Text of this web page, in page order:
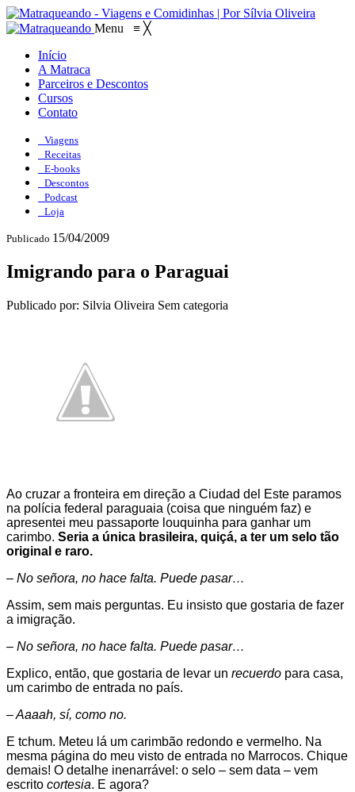
Menu ≡ ╳
Início
A Matraca
Parceiros e Descontos
Cursos
Contato
Viagens
Receitas
E-books
Descontos
Podcast
Loja
Publicado 15/04/2009
Imigrando para o Paraguai
Publicado por: Silvia Oliveira Sem categoria
Ao cruzar a fronteira em direção a Ciudad del Este paramos
na polícia federal paraguaia (coisa que ninguém faz) e
apresentei meu passaporte louquinha para ganhar um
carimbo. Seria a única brasileira, quiçá, a ter um selo tão
original e raro.
– No señora, no hace falta. Puede pasar…
Assim, sem mais perguntas. Eu insisto que gostaria de fazer
a imigração.
– No señora, no hace falta. Puede pasar…
Explico, então, que gostaria de levar un recuerdo para casa,
um carimbo de entrada no país.
– Aaaah, sí, como no.
E tchum. Meteu lá um carimbão redondo e vermelho. Na
mesma página do meu visto de entrada no Marrocos. Chique
demais! O detalhe inenarrável: o selo – sem data – vem
escrito cortesia. E agora?